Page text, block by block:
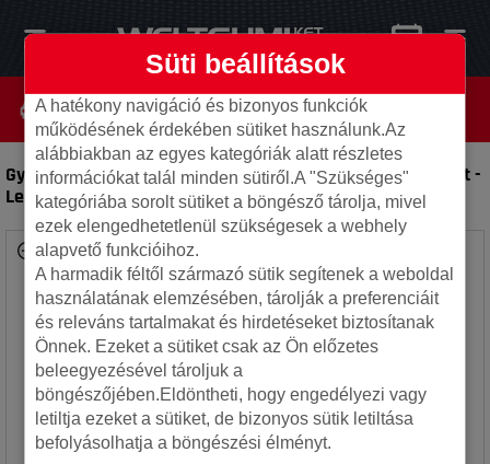
Gyári 4x114.3 7970H Daewoo/Chevrolet 6x15 ET46 használt-
Lemezfelni
Süti beállítások
A hatékony navigáció és bizonyos funkciók
működésének érdekében sütiket használunk.Az
alábbiakban az egyes kategóriák alatt részletes
információkat talál minden sütiről.A "Szükséges"
kategóriába sorolt sütiket a böngésző tárolja, mivel
ezek elengedhetetlenül szükségesek a webhely
alapvető funkcióihoz.
A harmadik féltől származó sütik segítenek a weboldal
használatának elemzésében, tárolják a preferenciáit
és releváns tartalmakat és hirdetéseket biztosítanak
Önnek. Ezeket a sütiket csak az Ön előzetes
beleegyezésével tároljuk a
böngészőjében.Eldöntheti, hogy engedélyezi vagy
letiltja ezeket a sütiket, de bizonyos sütik letiltása
befolyásolhatja a böngészési élményt.